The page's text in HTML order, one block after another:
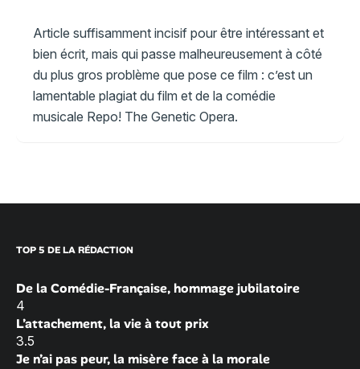
Article suffisamment incisif pour être intéressant et
bien écrit, mais qui passe malheureusement à côté
du plus gros problème que pose ce film : c’est un
lamentable plagiat du film et de la comédie
musicale Repo! The Genetic Opera.
TOP 5 DE LA RÉDACTION
De la Comédie-Française, hommage jubilatoire
4
L’attachement, la vie à tout prix
3.5
Je n’ai pas peur, la misère face à la morale